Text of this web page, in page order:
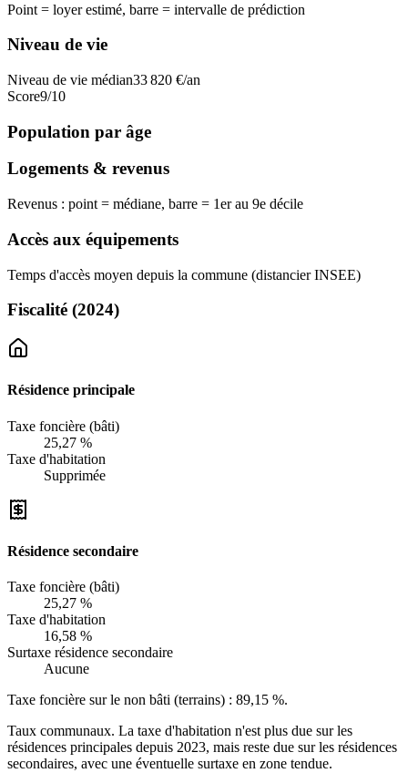
Point = loyer estimé, barre = intervalle de prédiction
Niveau de vie
Niveau de vie médian33 820 €/an
Score9/10
Population par âge
Logements & revenus
Revenus : point = médiane, barre = 1er au 9e décile
Accès aux équipements
Temps d'accès moyen depuis la commune (distancier INSEE)
Fiscalité (2024)
Résidence principale
Taxe foncière (bâti)
25,27 %
Taxe d'habitation
Supprimée
Résidence secondaire
Taxe foncière (bâti)
25,27 %
Taxe d'habitation
16,58 %
Surtaxe résidence secondaire
Aucune
Taxe foncière sur le non bâti (terrains) : 89,15 %.
Taux communaux. La taxe d'habitation n'est plus due sur les
résidences principales depuis 2023, mais reste due sur les résidences
secondaires, avec une éventuelle surtaxe en zone tendue.